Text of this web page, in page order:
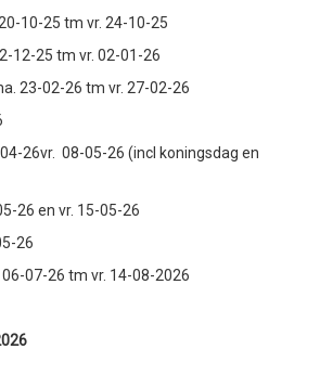
10-25 tm vr. 24-10-25
12-25 tm vr. 02-01-26
23-02-26 tm vr. 27-02-26
26vr. 08-05-26 (incl koningsdag en
26 en vr. 15-05-26
26
07-26 tm vr. 14-08-2026